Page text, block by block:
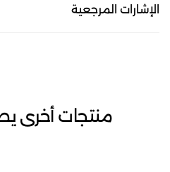
الإشارات المرجعية
منتجات أخرى